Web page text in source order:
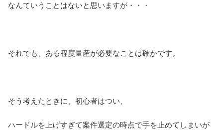
なんていうことはないと思いますが・・・
それでも、ある程度量産が必要なことは確かです。
そう考えたときに、初心者はつい、
ハードルを上げすぎて案件選定の時点で手を止めてしまいが